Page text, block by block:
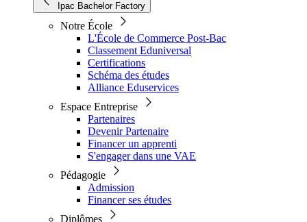
Ipac Bachelor Factory
Notre École
L'École de Commerce Post-Bac
Classement Eduniversal
Certifications
Schéma des études
Alliance Eduservices
Espace Entreprise
Partenaires
Devenir Partenaire
Financer un apprenti
S'engager dans une VAE
Pédagogie
Admission
Financer ses études
Diplômes